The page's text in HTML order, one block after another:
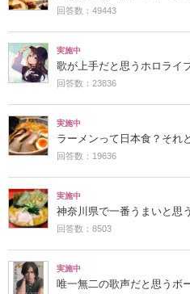
回答数：49443
実施中
歌が上手だと思うホロライ
回答数：23836
実施中
ラーメンって日本食？それ
回答数：19636
実施中
神奈川県で一番うまいと思
回答数：8503
実施中
唯一無二の歌声だと思うボ